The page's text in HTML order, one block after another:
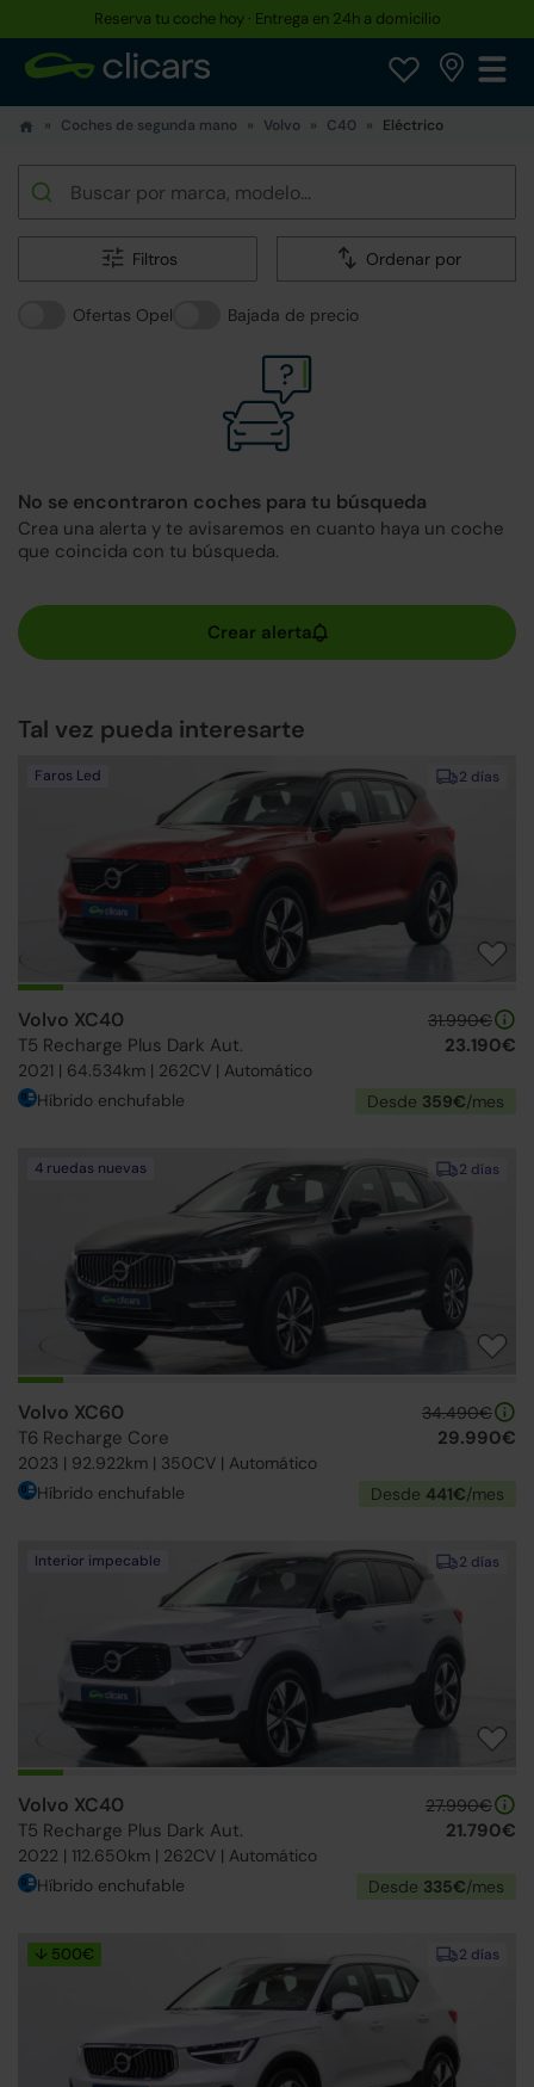
Hasta un 30% más barato que uno nuevo
Coches de segunda mano Volvo C40 Eléctrico
Filtros Ordenar por
Ofertas Opel Bajada de precio
No se encontraron coches para tu búsqueda
Crea una alerta y te avisaremos en cuanto haya un coche
que coincida con tu búsqueda.
Tal vez pueda interesarte
2 días
Faros Led
Volvo XC40
T5 Recharge Plus Dark Aut.
2021 | 64.534km | 262CV | Automático
31.990€
23.190€
Híbrido enchufable Desde 359€/mes
2 días
4 ruedas nuevas
Volvo XC60
T6 Recharge Core
2023 | 92.922km | 350CV | Automático
34.490€
29.990€
Híbrido enchufable Desde 441€/mes
2 días
Interior impecable
Volvo XC40
T5 Recharge Plus Dark Aut.
2022 | 112.650km | 262CV | Automático
27.990€
21.790€
Híbrido enchufable Desde 335€/mes
2 días
↓ 500€